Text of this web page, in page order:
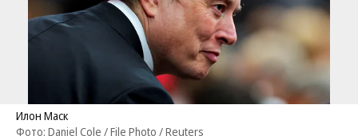
Илон Маск
Фото: Daniel Cole / File Photo / Reuters